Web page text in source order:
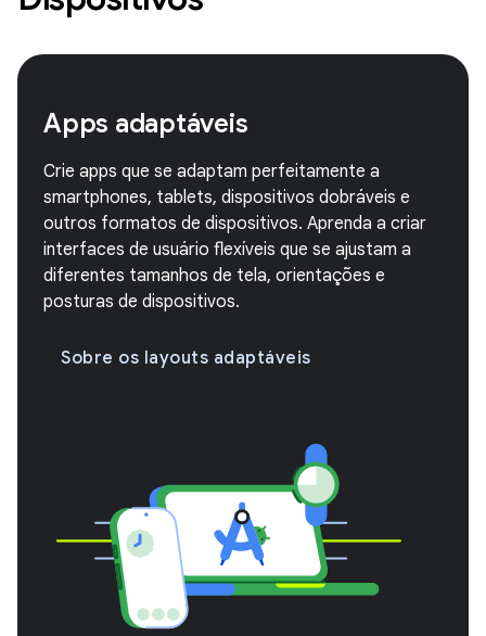
Apps adaptáveis
Crie apps que se adaptam perfeitamente a
smartphones, tablets, dispositivos dobráveis e
outros formatos de dispositivos. Aprenda a criar
interfaces de usuário flexíveis que se ajustam a
diferentes tamanhos de tela, orientações e
posturas de dispositivos.
Sobre os layouts adaptáveis